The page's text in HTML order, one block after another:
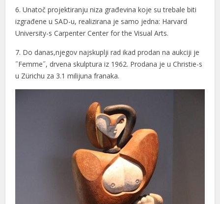
6. Unatoč projektiranju niza građevina koje su trebale biti
izgrađene u SAD-u, realizirana je samo jedna: Harvard
University-s Carpenter Center for the Visual Arts.
7. Do danas,njegov najskuplji rad ikad prodan na aukciji je
˝Femme˝, drvena skulptura iz 1962. Prodana je u Christie-s
u Zürichu za 3.1 milijuna franaka.